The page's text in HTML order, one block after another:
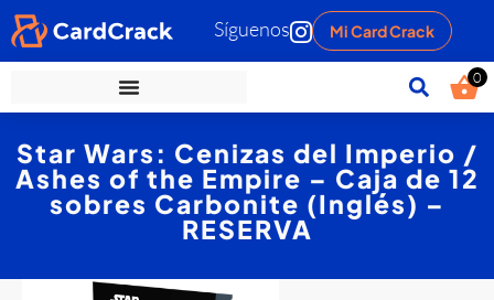
Síguenos Mi Card Crack
0
Star Wars: Cenizas del Imperio /
Ashes of the Empire – Caja de 12
sobres Carbonite (Inglés) –
RESERVA